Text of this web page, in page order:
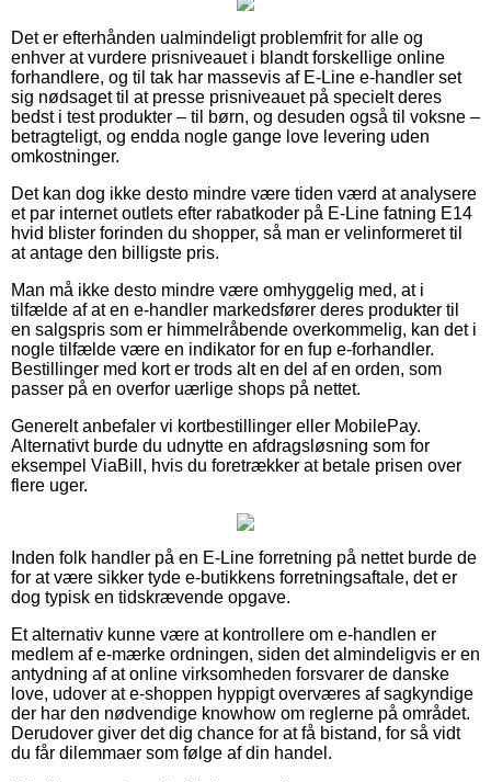
Det er efterhånden ualmindeligt problemfrit for alle og
enhver at vurdere prisniveauet i blandt forskellige online
forhandlere, og til tak har massevis af E-Line e-handler set
sig nødsaget til at presse prisniveauet på specielt deres
bedst i test produkter – til børn, og desuden også til voksne –
betragteligt, og endda nogle gange love levering uden
omkostninger.
Det kan dog ikke desto mindre være tiden værd at analysere
et par internet outlets efter rabatkoder på E-Line fatning E14
hvid blister forinden du shopper, så man er velinformeret til
at antage den billigste pris.
Man må ikke desto mindre være omhyggelig med, at i
tilfælde af at en e-handler markedsfører deres produkter til
en salgspris som er himmelråbende overkommelig, kan det i
nogle tilfælde være en indikator for en fup e-forhandler.
Bestillinger med kort er trods alt en del af en orden, som
passer på en overfor uærlige shops på nettet.
Generelt anbefaler vi kortbestillinger eller MobilePay.
Alternativt burde du udnytte en afdragsløsning som for
eksempel ViaBill, hvis du foretrækker at betale prisen over
flere uger.
Inden folk handler på en E-Line forretning på nettet burde de
for at være sikker tyde e-butikkens forretningsaftale, det er
dog typisk en tidskrævende opgave.
Et alternativ kunne være at kontrollere om e-handlen er
medlem af e-mærke ordningen, siden det almindeligvis er en
antydning af at online virksomheden forsvarer de danske
love, udover at e-shoppen hyppigt overværes af sagkyndige
der har den nødvendige knowhow om reglerne på området.
Derudover giver det dig chance for at få bistand, for så vidt
du får dilemmaer som følge af din handel.